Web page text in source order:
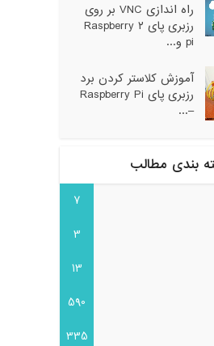
راه اندازی VNC بر روی
رزبری پای ۲ Raspberry
pi و...
آموزش کلاستر کردن برد
رزبری پای Raspberry Pi
–...
بندی مطالب
7
3
13
590
335